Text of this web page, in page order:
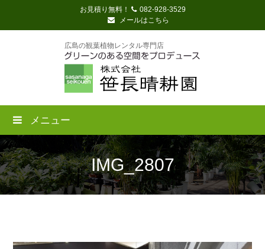
お見積り無料！
082-928-3529
メールはこちら
広島の観葉植物レンタル専門店
メニュー
IMG_2807